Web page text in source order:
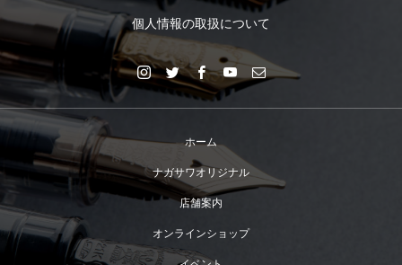
個人情報の取扱について
ホーム
ナガサワオリジナル
店舗案内
オンラインショップ